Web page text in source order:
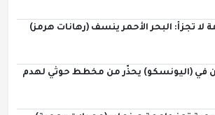
لا تجزأ: البحر الأحمر ينسف (رهانات هرمز)
في (اليونسكو) يحذّر من مخطط حوثي لهدم